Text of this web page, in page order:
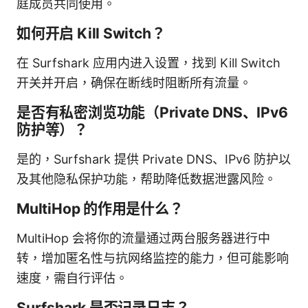
庭成员共同使用。
如何开启 Kill Switch？
在 Surfshark 应用内进入设置，找到 Kill Switch
开关并开启，确保在断线时阻断所有流量。
是否有私密浏览功能（Private DNS、IPv6
防护等）？
是的，Surfshark 提供 Private DNS、IPv6 防护以
及其他隐私保护功能，帮助降低数据泄露风险。
MultiHop 的作用是什么？
MultiHop 会将你的流量通过两台服务器进行中
转，增加匿名性与抗网络监控的能力，但可能影响
速度，需自行评估。